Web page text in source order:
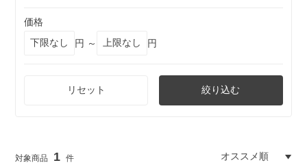
価格
円 ～
円
リセット 絞り込む
1